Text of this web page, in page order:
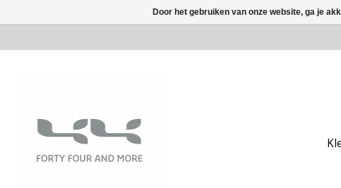
Door het gebruiken van onze website, ga je